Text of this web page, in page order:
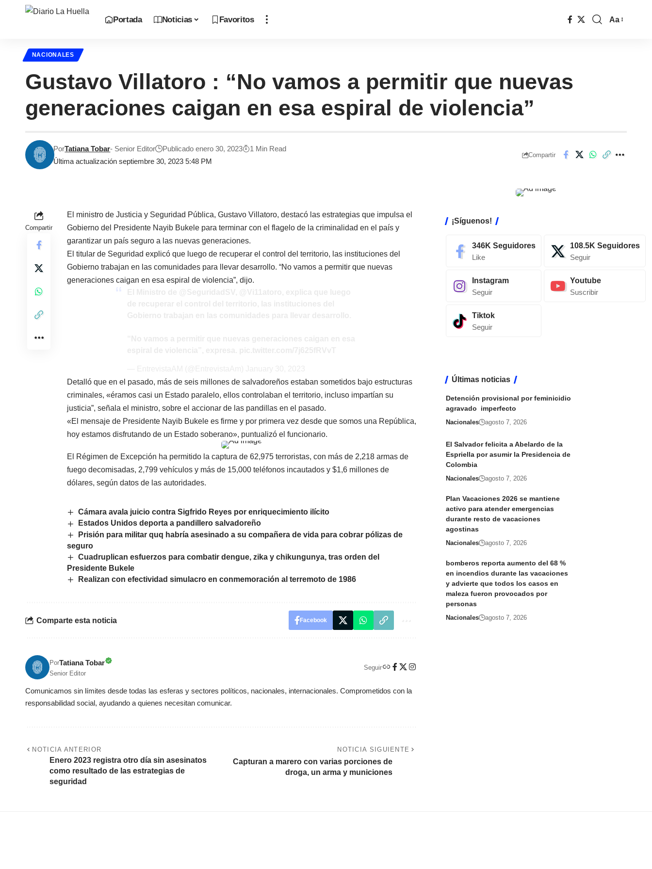
Portada Noticias Favoritos Aa
NACIONALES
Gustavo Villatoro : “No vamos a permitir que nuevas
generaciones caigan en esa espiral de violencia”
Última actualización septiembre 30, 2023 5:48 PM
PorTatiana Tobar- Senior Editor Publicado enero 30, 2023 1 Min Read
Compartir
Compartir
El ministro de Justicia y Seguridad Pública, Gustavo Villatoro, destacó las estrategias que impulsa el
Gobierno del Presidente Nayib Bukele para terminar con el flagelo de la criminalidad en el país y
garantizar un país seguro a las nuevas generaciones.
El titular de Seguridad explicó que luego de recuperar el control del territorio, las instituciones del
Gobierno trabajan en las comunidades para llevar desarrollo. “No vamos a permitir que nuevas
generaciones caigan en esa espiral de violencia”, dijo.
Detalló que en el pasado, más de seis millones de salvadoreños estaban sometidos bajo estructuras
criminales, «éramos casi un Estado paralelo, ellos controlaban el territorio, incluso impartían su
justicia”, señala el ministro, sobre el accionar de las pandillas en el pasado.
«El mensaje de Presidente Nayib Bukele es firme y por primera vez desde que somos una República,
hoy estamos disfrutando de un Estado soberano», puntualizó el funcionario.
El Régimen de Excepción ha permitido la captura de 62,975 terroristas, con más de 2,218 armas de
fuego decomisadas, 2,799 vehículos y más de 15,000 teléfonos incautados y $1,6 millones de
dólares, según datos de las autoridades.
Cámara avala juicio contra Sigfrido Reyes por enriquecimiento ilícito
Estados Unidos deporta a pandillero salvadoreño
Prisión para militar quq habría asesinado a su compañera de vida para cobrar pólizas de
seguro
Cuadruplican esfuerzos para combatir dengue, zika y chikungunya, tras orden del
Presidente Bukele
Realizan con efectividad simulacro en conmemoración al terremoto de 1986
Comparte esta noticia Facebook
PorTatiana Tobar
Senior Editor
Seguir
Comunicamos sin límites desde todas las esferas y sectores políticos, nacionales, internacionales. Comprometidos con la
responsabilidad social, ayudando a quienes necesitan comunicar.
NOTICIA ANTERIOR
Enero 2023 registra otro día sin asesinatos
como resultado de las estrategias de
seguridad
NOTICIA SIGUIENTE
Capturan a marero con varias porciones de
droga, un arma y municiones
¡Síguenos!
346K Seguidores
Like
108.5K Seguidores
Seguir
Instagram
Seguir
Youtube
Suscribir
Tiktok
Seguir
Últimas noticias
Detención provisional por feminicidio
agravado imperfecto
Nacionales agosto 7, 2026
El Salvador felicita a Abelardo de la
Espriella por asumir la Presidencia de
Colombia
Nacionales agosto 7, 2026
Plan Vacaciones 2026 se mantiene
activo para atender emergencias
durante resto de vacaciones
agostinas
Nacionales agosto 7, 2026
bomberos reporta aumento del 68 %
en incendios durante las vacaciones
y advierte que todos los casos en
maleza fueron provocados por
personas
Nacionales agosto 7, 2026